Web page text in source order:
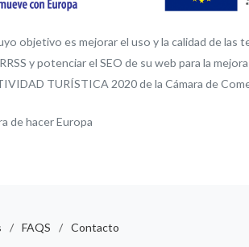
objetivo es mejorar el uso y la calidad de las
y potenciar el SEO de su web para la
TURÍSTICA 2020 de la Cámara de
de hacer Europa
/ FAQS / Contacto